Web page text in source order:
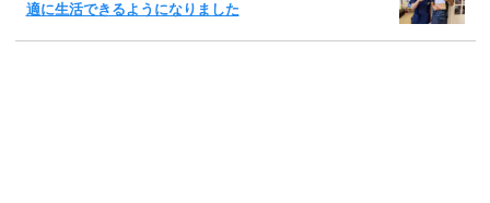
適に生活できるようになりました